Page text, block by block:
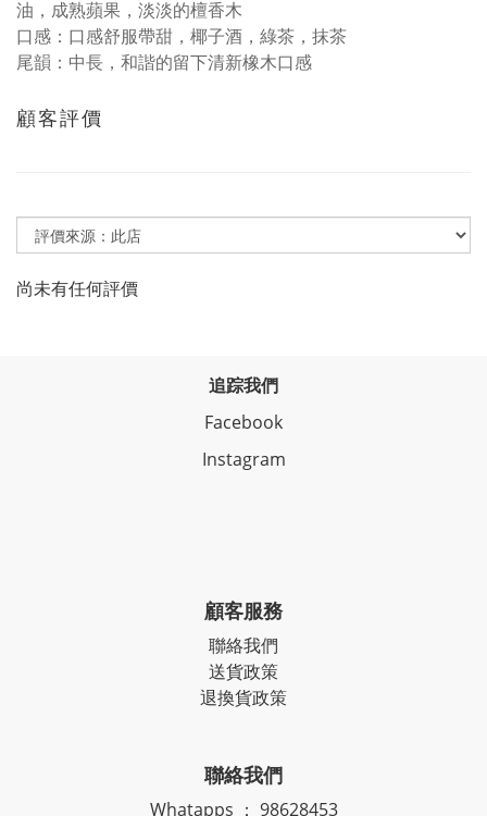
油，成熟蘋果，淡淡的檀香木
口感：口感舒服帶甜，椰子酒，綠茶，抹茶
尾韻：中長，和諧的留下清新橡木口感
顧客評價
尚未有任何評價
追踪我們
Facebook
Instagram
顧客服務
聯絡我們
送貨政策
退換貨政策
聯絡我們
Whatapps ： 98628453